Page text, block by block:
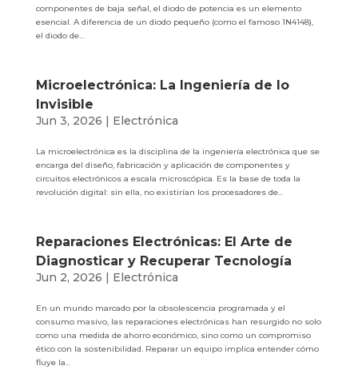
componentes de baja señal, el diodo de potencia es un elemento
esencial. A diferencia de un diodo pequeño (como el famoso 1N4148),
el diodo de...
Microelectrónica: La Ingeniería de lo
Invisible
Jun 3, 2026 | Electrónica
La microelectrónica es la disciplina de la ingeniería electrónica que se
encarga del diseño, fabricación y aplicación de componentes y
circuitos electrónicos a escala microscópica. Es la base de toda la
revolución digital: sin ella, no existirían los procesadores de...
Reparaciones Electrónicas: El Arte de
Diagnosticar y Recuperar Tecnología
Jun 2, 2026 | Electrónica
En un mundo marcado por la obsolescencia programada y el
consumo masivo, las reparaciones electrónicas han resurgido no solo
como una medida de ahorro económico, sino como un compromiso
ético con la sostenibilidad. Reparar un equipo implica entender cómo
fluye la...